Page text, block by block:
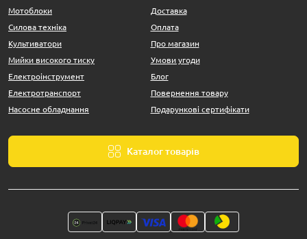
Мотоблоки
Силова техніка
Культиватори
Мийки високого тиску
Електроінструмент
Електротранспорт
Насосне обладнання
Доставка
Оплата
Про магазин
Умови угоди
Блог
Повернення товару
Подарункові сертифікати
Каталог товарів